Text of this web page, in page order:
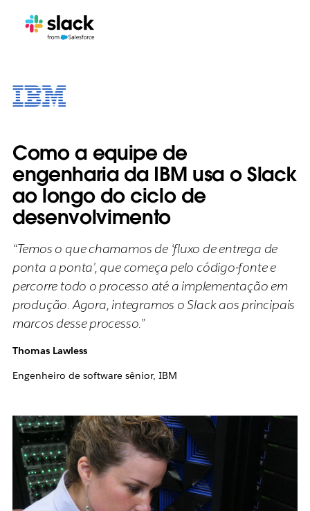
Como a equipe de
engenharia da IBM usa o Slack
ao longo do ciclo de
desenvolvimento
“Temos o que chamamos de ‘fluxo de entrega de
ponta a ponta’, que começa pelo código-fonte e
percorre todo o processo até a implementação em
produção. Agora, integramos o Slack aos principais
marcos desse processo.”
Thomas Lawless
Engenheiro de software sênior, IBM